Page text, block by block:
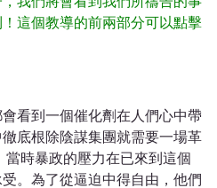
這個教導的前兩部分可以點擊
看到一個催化劑在人們心中帶
底根除陰謀集團就需要一場革
時暴政的壓力在已來到這個
。為了從逼迫中得自由，他們